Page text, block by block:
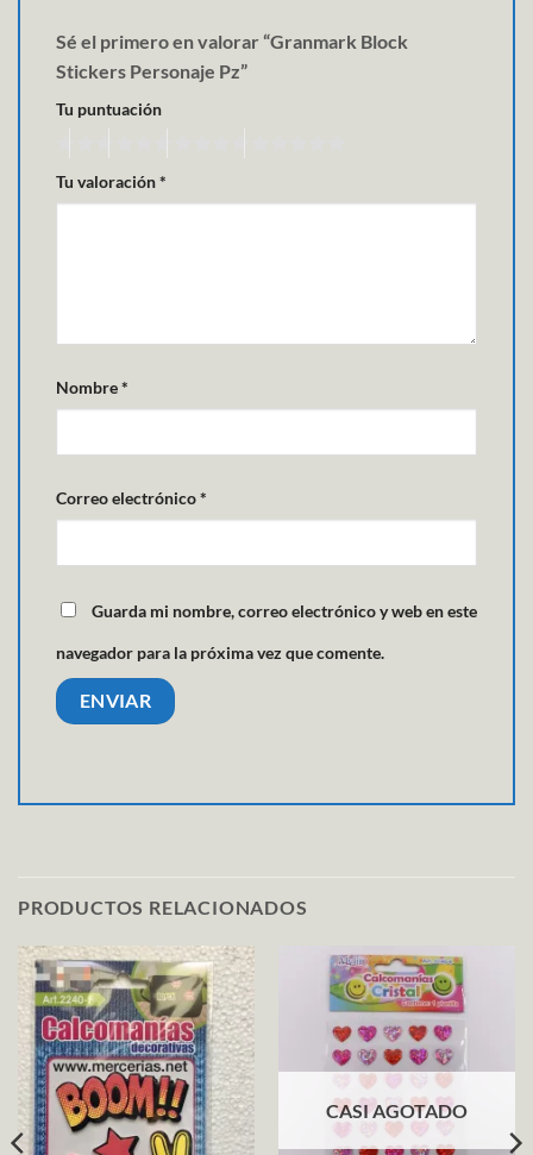
Sé el primero en valorar “Granmark Block
Stickers Personaje Pz”
Tu puntuación
Tu valoración*
Nombre*
Correo electrónico*
Guarda mi nombre, correo electrónico y web en este
navegador para la próxima vez que comente.
PRODUCTOS RELACIONADOS
CASI AGOTADO